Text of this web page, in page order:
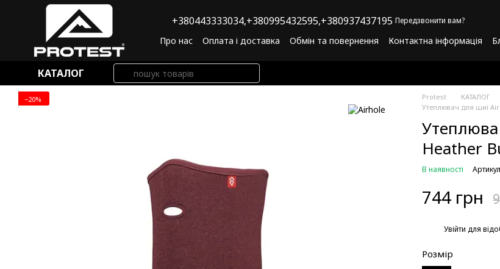
Перейти до основного контенту
+380443333034,+380995432595,+380937437195 Передзвонити вам?
Про нас Оплата і доставка Обмін та повернення Контактна інформація
КАТАЛОГ
−20% Protest КАТАЛОГ
Утеплювач для шиї
Heather
В наявності
744 грн
Увійти для
Розмір